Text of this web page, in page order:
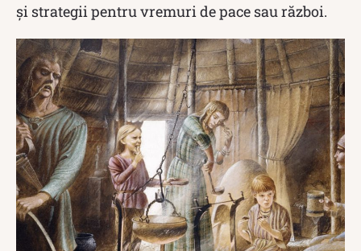
şi strategii pentru vremuri de pace sau război.